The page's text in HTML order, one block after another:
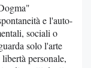
e l'auto-
sociali o
solo l'arte
personale,